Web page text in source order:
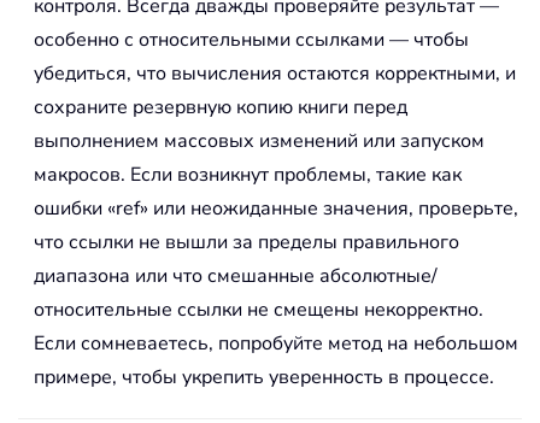
контроля. Всегда дважды проверяйте результат —
особенно с относительными ссылками — чтобы
убедиться, что вычисления остаются корректными, и
сохраните резервную копию книги перед
выполнением массовых изменений или запуском
макросов. Если возникнут проблемы, такие как
ошибки «ref» или неожиданные значения, проверьте,
что ссылки не вышли за пределы правильного
диапазона или что смешанные абсолютные/
относительные ссылки не смещены некорректно.
Если сомневаетесь, попробуйте метод на небольшом
примере, чтобы укрепить уверенность в процессе.